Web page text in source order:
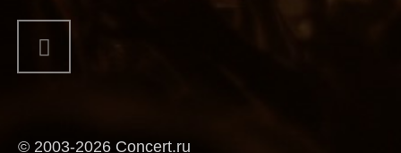
© 2003-2026 Concert.ru